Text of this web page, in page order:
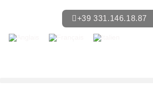
+39 331.146.18.87